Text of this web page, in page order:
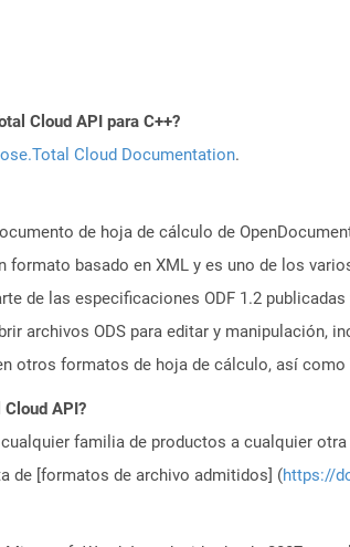
Cloud API para C++?
Cloud Documentation.
de hoja de cálculo de
formato basado en XML y es uno de los
de las especificaciones ODF 1.2
archivos ODS para editar y manipulación,
otros formatos de hoja de cálculo, así
API?
familia de productos a cualquier otra
de [formatos de archivo admitidos] (https://